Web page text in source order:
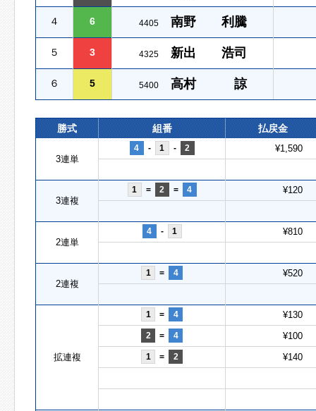
４ 6 4405 南野 利騰
５ 3 4325 新出 浩司
６ 5 5400 高村 諒
勝式 組番 払戻金
3連単
4 - 1 - 2 ¥1,590
3連複
1 = 2 = 4 ¥120
2連単
4 - 1 ¥810
2連複
1 = 4 ¥520
拡連複
1 = 4 ¥130
2 = 4 ¥100
1 = 2 ¥140